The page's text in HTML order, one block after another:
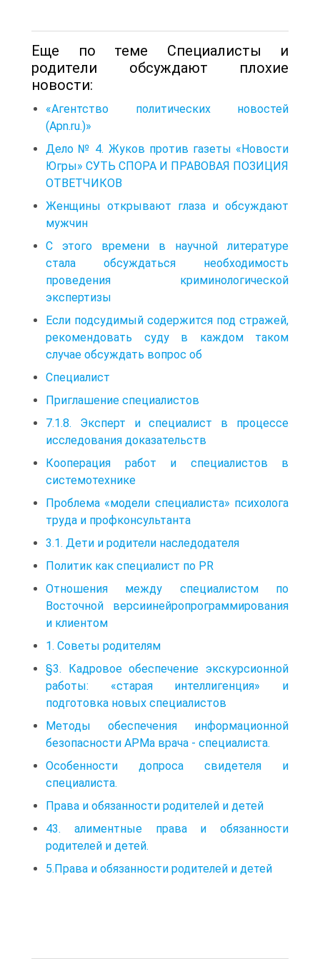
Еще по теме Специалисты и
родители обсуждают плохие
новости:
«Агентство политических новостей
(Apn.ru.)»
Дело № 4. Жуков против газеты «Новости
Югры» СУТЬ СПОРА И ПРАВОВАЯ ПОЗИЦИЯ
ОТВЕТЧИКОВ
Женщины открывают глаза и обсуждают
мужчин
С этого времени в научной литературе
стала обсуждаться необходимость
проведения криминологической
экспертизы
Если подсудимый содержится под стражей,
рекомендовать суду в каждом таком
случае обсуждать вопрос об
Специалист
Приглашение специалистов
7.1.8. Эксперт и специалист в процессе
исследования доказательств
Кооперация работ и специалистов в
системотехнике
Проблема «модели специалиста» психолога
труда и профконсультанта
3.1. Дети и родители наследодателя
Политик как специалист по PR
Отношения между специалистом по
Восточной версиинейропрограммирования
и клиентом
1. Советы родителям
§3. Кадровое обеспечение экскурсионной
работы: «старая интеллигенция» и
подготовка новых специалистов
Методы обеспечения информационной
безопасности АРМа врача - специалиста.
Особенности допроса свидетеля и
специалиста.
Права и обязанности родителей и детей
43. алиментные права и обязанности
родителей и детей.
5.Права и обязанности родителей и детей